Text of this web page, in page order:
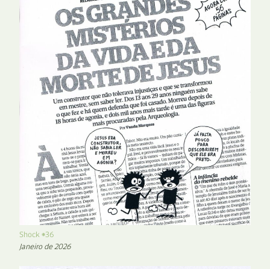
Shock #36
Janeiro de 2026